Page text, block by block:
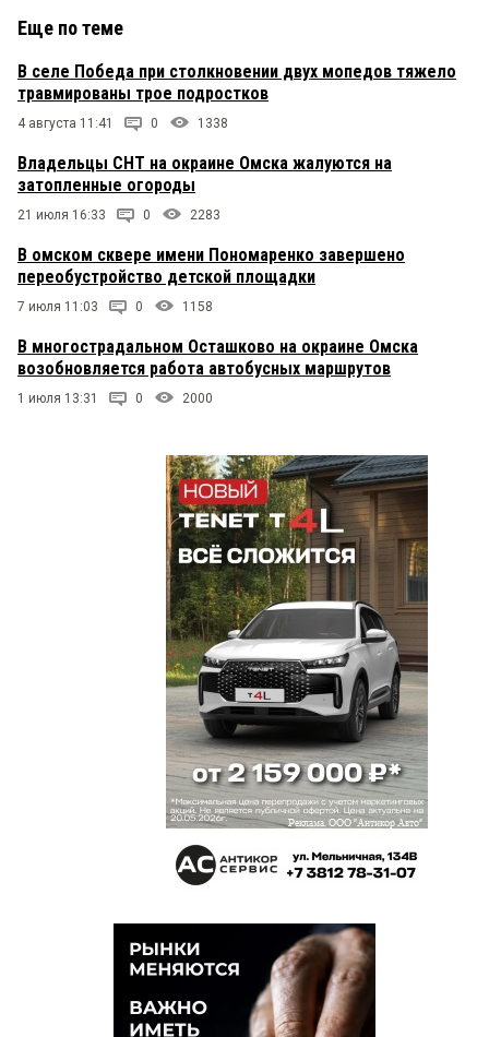
Еще по теме
В селе Победа при столкновении двух мопедов тяжело
травмированы трое подростков
4 августа 11:41 0 1338
Владельцы СНТ на окраине Омска жалуются на
затопленные огороды
21 июля 16:33 0 2283
В омском сквере имени Пономаренко завершено
переобустройство детской площадки
7 июля 11:03 0 1158
В многострадальном Осташково на окраине Омска
возобновляется работа автобусных маршрутов
1 июля 13:31 0 2000